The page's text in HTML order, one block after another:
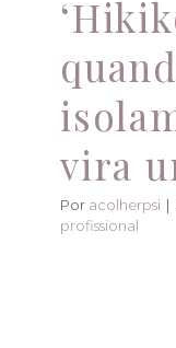
vira
Por acolherpsi |
profissional